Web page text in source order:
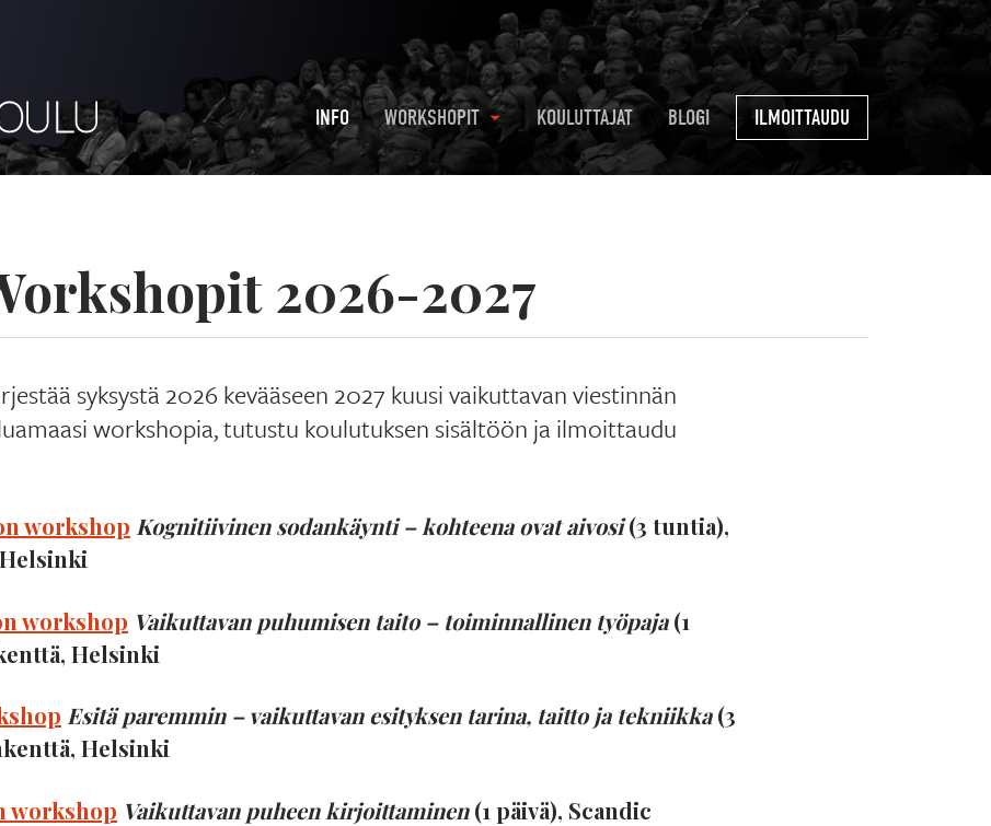
INFO WORKSHOPIT KOULUTTAJAT BLOGI ILMOITTAUDU
2026-2027
syksystä 2026 kevääseen 2027 kuusi vaikuttavan viestinnän
workshopia, tutustu koulutuksen sisältöön ja ilmoittaudu
workshop Kognitiivinen sodankäynti – kohteena ovat aivosi(3 tuntia),
workshop Vaikuttavan puhumisen taito – toiminnallinen työpaja(1
Helsinki
Esitä paremmin – vaikuttavan esityksen tarina, taitto ja tekniikka(3
Helsinki
workshop Vaikuttavan puheen kirjoittaminen(1 päivä), Scandic